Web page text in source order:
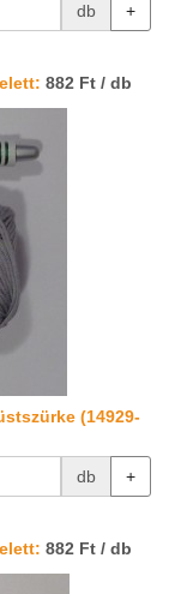
db +
882 Ft / db
(14929-
db +
882 Ft / db